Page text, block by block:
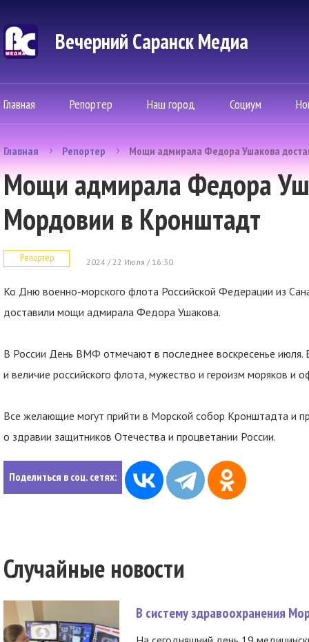
Вечерний Саранск Mедиа
Главная Репортер Наш город Социум
Главная Репортер Мощи адмирала Федора Ушакова
Мощи адмирала Федора
Мордовии в Кронштадт
Репортер 2024 / 22 Июля / 16:30
Ко Дню военно-морского флота Российской Федерации из
доставили мощи адмирала Федора Ушакова.
В России День ВМФ отмечают в последнее воскресенье
и величие российского флота, мужество и героизм моряков и
Все желающие могут прийти в Морской собор Кронштадта и
о здравии защитников Отечества и процветании России.
Поделиться в соц. сетях:
Случайные новости
В систему здравоохранения